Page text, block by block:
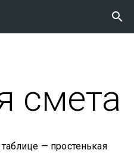

смета
— простенькая